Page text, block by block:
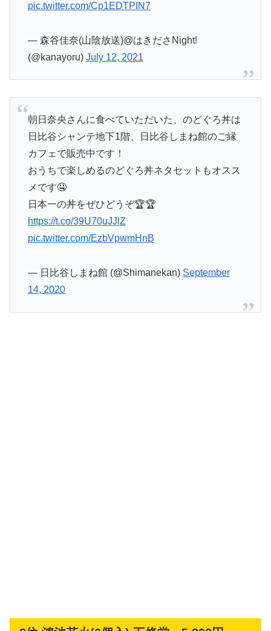
pic.twitter.com/Cp1EDTPIN7
— 森谷佳奈(山陰放送)@はきださNight!
(@kanayoru) July 12, 2021
朝日奈央さんに食べていただいた、のどぐろ丼は
日比谷シャンテ地下1階、日比谷しまね館のご縁
カフェで販売中です！
おうちで楽しめるのどぐろ丼ネタセットもオスス
メです🤤
日本一の丼をぜひどうぞ🏆🏆
https://t.co/39U70uJJlZ
pic.twitter.com/EzbVpwmHnB
— 日比谷しまね館 (@Shimanekan) September
14, 2020